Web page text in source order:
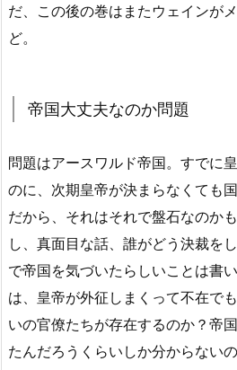
だ、この後の巻はまたウェインが
ど。
帝国大丈夫なのか問題
問題はアースワルド帝国。すでに
のに、次期皇帝が決まらなくても
だから、それはそれで盤石なのか
し、真面目な話、誰がどう決裁を
で帝国を気づいたらしいことは書
は、皇帝が外征しまくって不在で
いの官僚たちが存在するのか？帝
たんだろうくらいしか分からない